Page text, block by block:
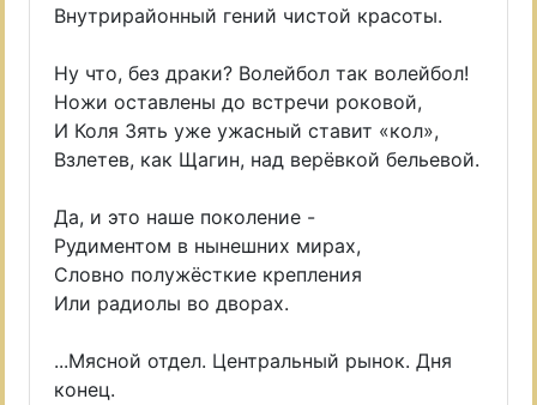
Внутрирайонный гений чистой красоты.
Ну что, без драки? Волейбол так волейбол!
Ножи оставлены до встречи роковой,
И Коля Зять уже ужасный ставит «кол»,
Взлетев, как Щагин, над верёвкой бельевой.
Да, и это наше поколение -
Рудиментом в нынешних мирах,
Словно полужёсткие крепления
Или радиолы во дворах.
...Мясной отдел. Центральный рынок. Дня
конец.